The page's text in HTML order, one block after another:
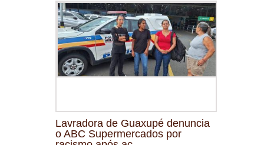
Lavradora de Guaxupé denuncia
o ABC Supermercados por